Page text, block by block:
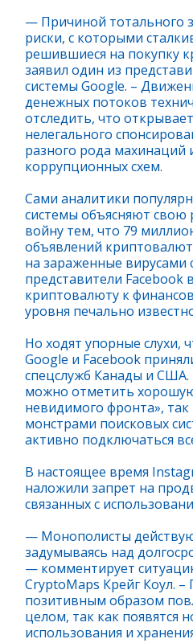
— Причиной тотального
риски, с которыми
решившиеся на покупку
заявил один из
системы Google. –
денежных потоков
отследить, что
нелегального
разного рода махинаций
коррупционных схем.
Сами аналитики
системы объясняют свою
войну тем, что 79
объявлений
на зараженные вирусами
представители
криптовалюту к
уровня печально
Но ходят упорные слухи,
Google и Facebook
спецслужб Канады и США.
можно отметить
невидимого фронта», так
монстрами поисковых
активно подключаться
В настоящее время
наложили запрет на
связанных с
— Монополисты
задумываясь над
— комментирует
CryptoMaps Крейг Коул.
позитивным образом
целом, так как появятся
использования и